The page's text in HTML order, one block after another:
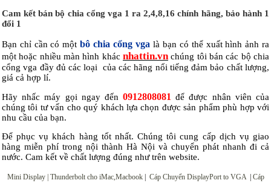
Cam kết bán bộ chia cổng vga 1 ra 2,4,8,16 chính hãng, bảo hành 1
đổi 1
Bạn chỉ cần có mộtbô chia cổng vga là bạn có thể xuất hình ảnh ra
một hoặc nhiều màn hình khác nhattin.vn chúng tôi bán các bộ chia
cổng vga đầy đủ các loại của các hãng nổi tiếng đảm bảo chất lượng,
giá cả hợp lí.
Hãy nhấc máy gọi ngay đến0912808081 để được nhân viên của
chúng tôi tư vấn cho quý khách lựa chọn được sản phẩm phù hợp với
nhu cầu của bạn.
Để phục vụ khách hàng tốt nhất. Chúng tôi cung cấp dịch vụ giao
hàng miễn phí trong nội thành Hà Nội và chuyển phát nhanh đi cả
nước. Cam kết về chất lượng đúng như trên website.
Mini Display | Thunderbolt cho iMac,Macbook | Cáp Chuyển DisplayPort to VGA | Cáp